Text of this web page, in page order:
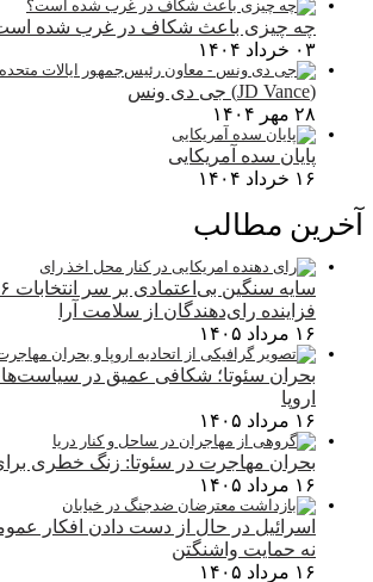
چه چیزی باعث شکاف در غرب شده
۰۳ خرداد ۱۴۰۴
(JD Vance) جی دی ونس
۲۸ مهر ۱۴۰۴
پایان سده آمریکایی
۱۶ خرداد ۱۴۰۴
آخرین مطالب
فزاینده رای‌دهندگان از سلامت آرا
۱۶ مرداد ۱۴۰۵
بحران سئوتا؛ شکافی عمیق در
اروپا
۱۶ مرداد ۱۴۰۵
بحران مهاجرت در سئوتا: زنگ خطری برای
۱۶ مرداد ۱۴۰۵
اسرائیل در حال از دست دادن افکار
نه حمایت واشنگتن
۱۶ مرداد ۱۴۰۵